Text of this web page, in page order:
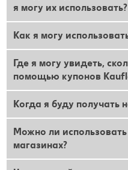
я могу их использовать?
Как я могу
Где я могу увидеть,
помощью купонов
Когда я буду получать
Можно ли
магазинах?